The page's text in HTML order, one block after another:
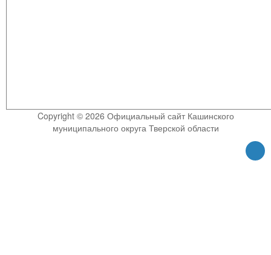
Copyright © 2026 Официальный сайт Кашинского
муниципального округа Тверской области